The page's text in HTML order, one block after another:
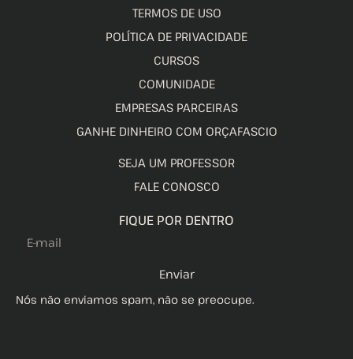
TERMOS DE USO
POLÍTICA DE PRIVACIDADE
CURSOS
COMUNIDADE
EMPRESAS PARCEIRAS
GANHE DINHEIRO COM ORÇAFASCIO
SEJA UM PROFESSOR
FALE CONOSCO
FIQUE POR DENTRO
Enviar
Nós não enviamos spam, não se preocupe.